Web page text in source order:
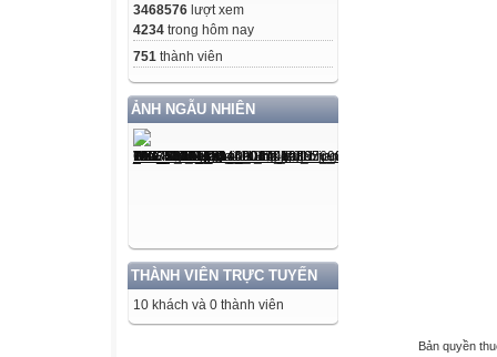
3468576 lượt xem
4234 trong hôm nay
751 thành viên
ẢNH NGẪU NHIÊN
THÀNH VIÊN TRỰC TUYẾN
10 khách và 0 thành viên
Bản quyền